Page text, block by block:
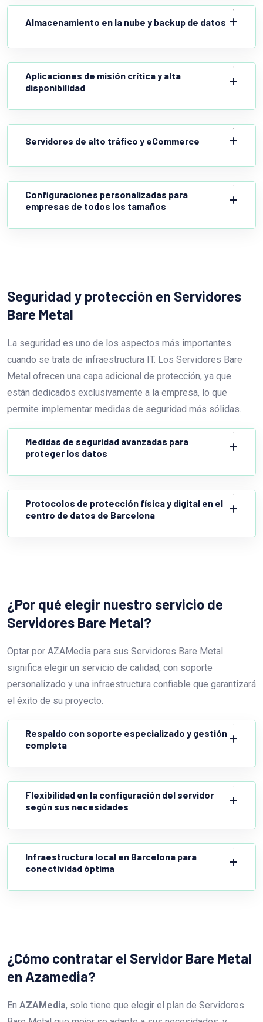
Almacenamiento en la nube y backup de datos
Aplicaciones de misión crítica y alta
disponibilidad
Servidores de alto tráfico y eCommerce
Configuraciones personalizadas para
empresas de todos los tamaños
Seguridad y protección en Servidores
Bare Metal
La seguridad es uno de los aspectos más importantes
cuando se trata de infraestructura IT. Los Servidores Bare
Metal ofrecen una capa adicional de protección, ya que
están dedicados exclusivamente a la empresa, lo que
permite implementar medidas de seguridad más sólidas.
Medidas de seguridad avanzadas para
proteger los datos
Protocolos de protección física y digital en el
centro de datos de Barcelona
¿Por qué elegir nuestro servicio de
Servidores Bare Metal?
Optar por AZAMedia para sus Servidores Bare Metal
significa elegir un servicio de calidad, con soporte
personalizado y una infraestructura confiable que garantizará
el éxito de su proyecto.
Respaldo con soporte especializado y gestión
completa
Flexibilidad en la configuración del servidor
según sus necesidades
Infraestructura local en Barcelona para
conectividad óptima
¿Cómo contratar el Servidor Bare Metal
en Azamedia?
En AZAMedia, solo tiene que elegir el plan de Servidores